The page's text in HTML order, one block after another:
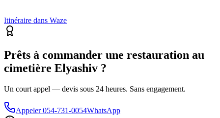
Itinéraire dans Waze
Prêts à commander une restauration au
cimetière Elyashiv ?
Un court appel — devis sous 24 heures. Sans engagement.
Appeler 054-731-0054WhatsApp